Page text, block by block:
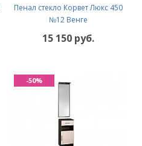
Пенал стекло Корвет Люкс 450
№12 Венге
15 150 руб.
-50%